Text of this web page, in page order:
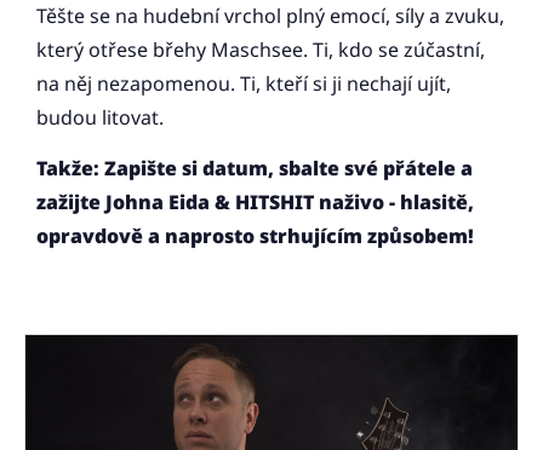
Těšte se na hudební vrchol plný emocí, síly a zvuku,
který otřese břehy Maschsee. Ti, kdo se zúčastní,
na něj nezapomenou. Ti, kteří si ji nechají ujít,
budou litovat.
Takže: Zapište si datum, sbalte své přátele a
zažijte Johna Eida & HITSHIT naživo - hlasitě,
opravdově a naprosto strhujícím způsobem!